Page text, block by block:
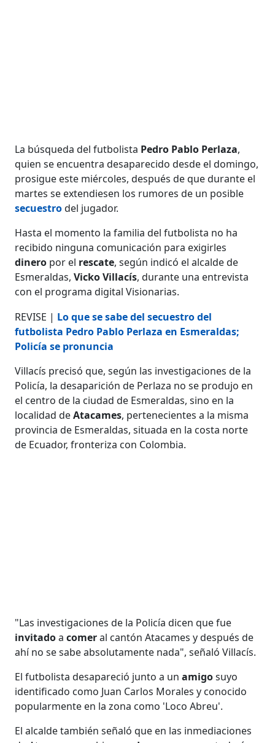
La búsqueda del futbolista Pedro Pablo Perlaza,
quien se encuentra desaparecido desde el domingo,
prosigue este miércoles, después de que durante el
martes se extendiesen los rumores de un posible
secuestrodel jugador.
Hasta el momento la familia del futbolista no ha
recibido ninguna comunicación para exigirles
dinero por el rescate, según indicó el alcalde de
Esmeraldas,Vicko Villacís, durante una entrevista
con el programa digital Visionarias.
REVISE | Lo que se sabe del secuestro del
futbolista Pedro Pablo Perlaza en Esmeraldas;
Policía se pronuncia
Villacís precisó que, según las investigaciones de la
Policía, la desaparición de Perlaza no se produjo en
el centro de la ciudad de Esmeraldas, sino en la
localidad deAtacames, pertenecientes a la misma
provincia de Esmeraldas, situada en la costa norte
de Ecuador, fronteriza con Colombia.
"Las investigaciones de la Policía dicen que fue
invitadoacomeral cantón Atacames y después de
ahí no se sabe absolutamente nada", señaló Villacís.
El futbolista desapareció junto a unamigosuyo
identificado como Juan Carlos Morales y conocido
popularmente en la zona como 'Loco Abreu'.
El alcalde también señaló que en las inmediaciones